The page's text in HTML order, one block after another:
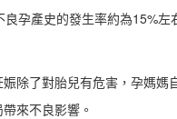
孕產史的發生率約為15%
除了對胎兒有危害，孕媽
來不良影響。